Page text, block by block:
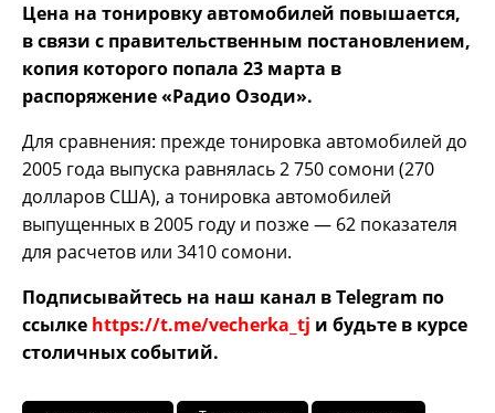
Цена на тонировку автомобилей повышается,
в связи с правительственным постановлением,
копия которого попала 23 марта в
распоряжение «Радио Озоди».
Для сравнения: прежде тонировка автомобилей до
2005 года выпуска равнялась 2 750 сомони (270
долларов США), а тонировка автомобилей
выпущенных в 2005 году и позже — 62 показателя
для расчетов или 3410 сомони.
Подписывайтесь на наш канал в Telegram по
ссылке https://t.me/vecherka_tj и будьте в курсе
столичных событий.